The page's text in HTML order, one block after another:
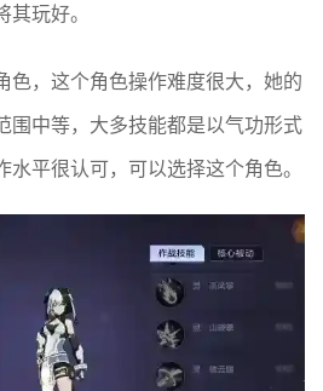
玩好。
色，这个角色操作难度很大，她的
围中等，大多技能都是以气功形式
平很认可，可以选择这个角色。